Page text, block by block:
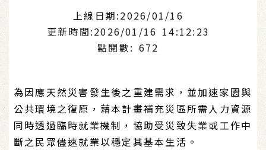
上線日期:2026/01/16
更新時間:2026/01/16 14:12:23
點閱數: 672
為因應天然災害發生後之重建需求，並加速家園與
公共環境之復原，藉本計畫補充災區所需人力資源
同時透過臨時就業機制，協助受災致失業或工作中
斷之民眾儘速就業以穩定其基本生活。